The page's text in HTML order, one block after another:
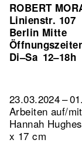
ROBERT
Linienstr. 107
Berlin Mitte
Di–Sa 12–18h
23.03.2024 –
Arbeiten auf/
Hannah
x 17 cm